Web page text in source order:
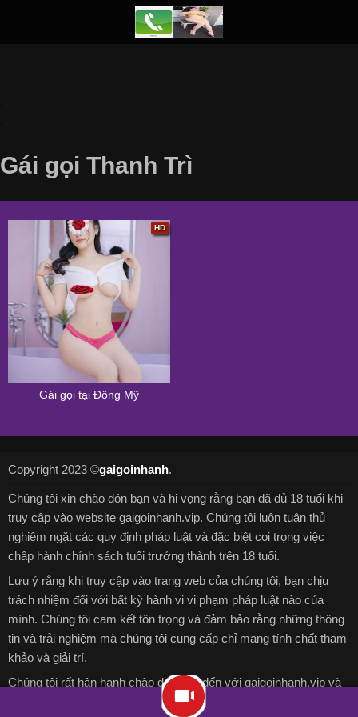
Gái gọi Thanh Trì
Gái gọi tại Đông Mỹ
HD
Copyright 2023 ©gaigoinhanh.
Chúng tôi xin chào đón bạn và hi vọng rằng bạn đã đủ 18 tuổi khi
truy cập vào website gaigoinhanh.vip. Chúng tôi luôn tuân thủ
nghiêm ngặt các quy định pháp luật và đặc biệt coi trọng việc
chấp hành chính sách tuổi trưởng thành trên 18 tuổi.
Lưu ý rằng khi truy cập vào trang web của chúng tôi, bạn chịu
trách nhiệm đối với bất kỳ hành vi vi phạm pháp luật nào của
mình. Chúng tôi cam kết tôn trọng và đảm bảo rằng những thông
tin và trải nghiệm mà chúng tôi cung cấp chỉ mang tính chất tham
khảo và giải trí.
Chúng tôi rất hân hạnh chào đón bạn đến với gaigoinhanh.vip và
chúc bạn có những trải nghiệm thú vị và bổ ích trên nền tảng trực